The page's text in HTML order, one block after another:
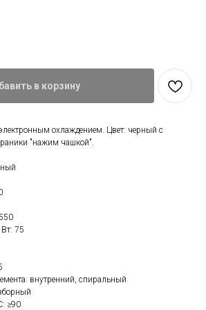
в корзину
охлаждением. Цвет: черный с
"нажим чашкой".
75
внутренний, спиральный
≥90